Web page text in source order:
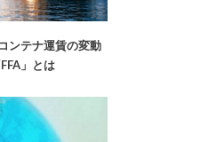
ンテナ運賃の変動
」とは